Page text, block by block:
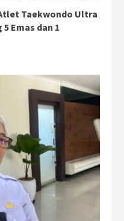
Taekwondo Ultra
Emas dan 1